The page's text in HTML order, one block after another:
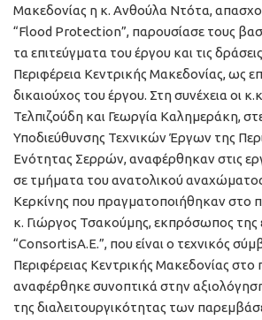
Μακεδονίας η κ. Ανθούλα Ντότα,
“Flood Protection”, παρουσίασε τους
τα επιτεύγματα του έργου και τις
Περιφέρεια Κεντρικής Μακεδονίας, ως
δικαιούχος του έργου. Στη συνέχεια οι
Τελπιζούδη και Γεωργία Καλημεράκη,
Υποδιεύθυνσης Τεχνικών Έργων της
Ενότητας Σερρών, αναφέρθηκαν στις
σε τμήματα του ανατολικού
Κερκίνης που πραγματοποιήθηκαν στο
κ. Γιώργος Τσακούμης, εκπρόσωπος της
“ConsortisΑ.Ε.”, που είναι ο τεχνικός
Περιφέρειας Κεντρικής Μακεδονίας στο
αναφέρθηκε συνοπτικά στην
της διαλειτουργικότητας των